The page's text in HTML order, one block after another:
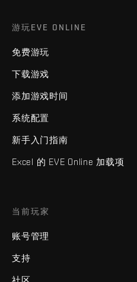
游玩EVE ONLINE
免费游玩
下载游戏
添加游戏时间
系统配置
新手入门指南
Excel 的 EVE Online 加载项
当前玩家
账号管理
支持
社区